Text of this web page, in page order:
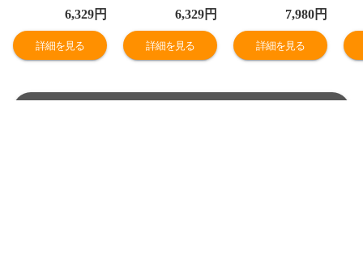
ラジャンボ M (6-
11kg) 168枚(56枚
×3パック)
4987176341525
6,329円
詳細を見る
ラジャンボ L (9-
14kg) 138枚(46枚
×3パック)
4987176341419
6,329円
詳細を見る
たっち(6-12kg)
208枚(52枚×4パ
ック)
4987176136879
7,980円
詳細を見る
ク)